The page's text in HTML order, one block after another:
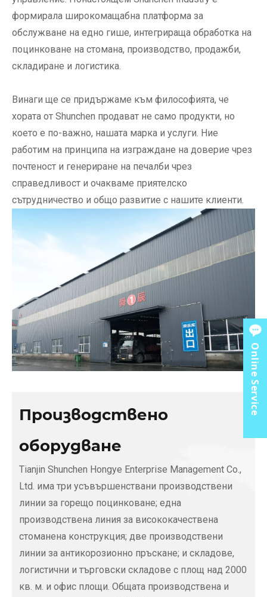
формирала широкомащабна платформа за
обслужване на едно гише, интегрираща обработка на
поцинковане на стомана, производство, продажби,
складиране и логистика.
Винаги ще се придържаме към философията, че
хората от Shunchen продават не само продукти, но
което е по-важно, нашата марка и услуги. Ние
работим на принципа на изграждане на доверие чрез
почтеност и генериране на печалби чрез
справедливост и очакваме приятелско
сътрудничество и общо развитие с нашите клиенти.
Производствено
оборудване
Tianjin Shunchen Hongye Enterprise Management Co.,
Ltd. има три усъвършенствани производствени
линии за горещо поцинковане; една
производствена линия за висококачествена
стоманена конструкция; две производствени
линии за антикорозионно пръскане; и складове,
логистични и търговски складове с площ над 2000
кв. м. и офис площи. Общата производствена и
Online Service